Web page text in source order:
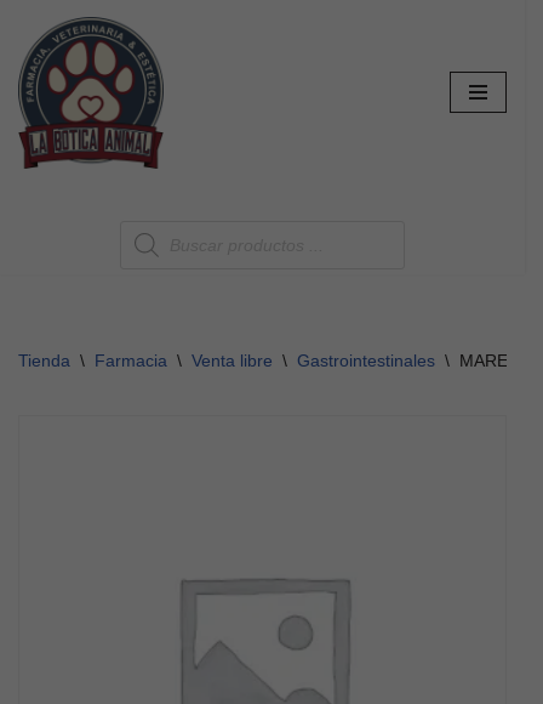
Saltar
al
contenido
Tienda \ Farmacia \ Venta libre \ Gastrointestinales \ MAREX